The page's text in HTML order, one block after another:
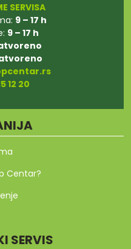
SERVISA
9 – 17 h
9 – 17 h
12 20
Centar?
SERVIS